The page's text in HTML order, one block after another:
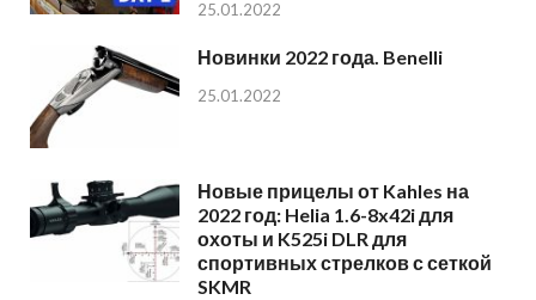
25.01.2022
Новинки 2022 года. Benelli
25.01.2022
Новые прицелы от Kahles на
2022 год: Helia 1.6-8x42i для
охоты и K525i DLR для
спортивных стрелков с сеткой
SKMR